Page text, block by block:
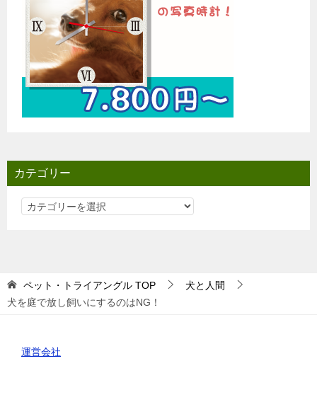
カテゴリー
カ
ペット・トライアングル TOP
犬と人間
犬を庭で放し飼いにするのはNG！
運営会社